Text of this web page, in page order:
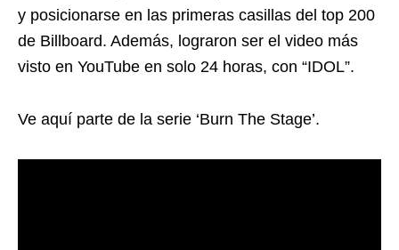
y posicionarse en las primeras casillas del top 200
de Billboard. Además, lograron ser el video más
visto en YouTube en solo 24 horas, con “IDOL”.
Ve aquí parte de la serie ‘Burn The Stage’.